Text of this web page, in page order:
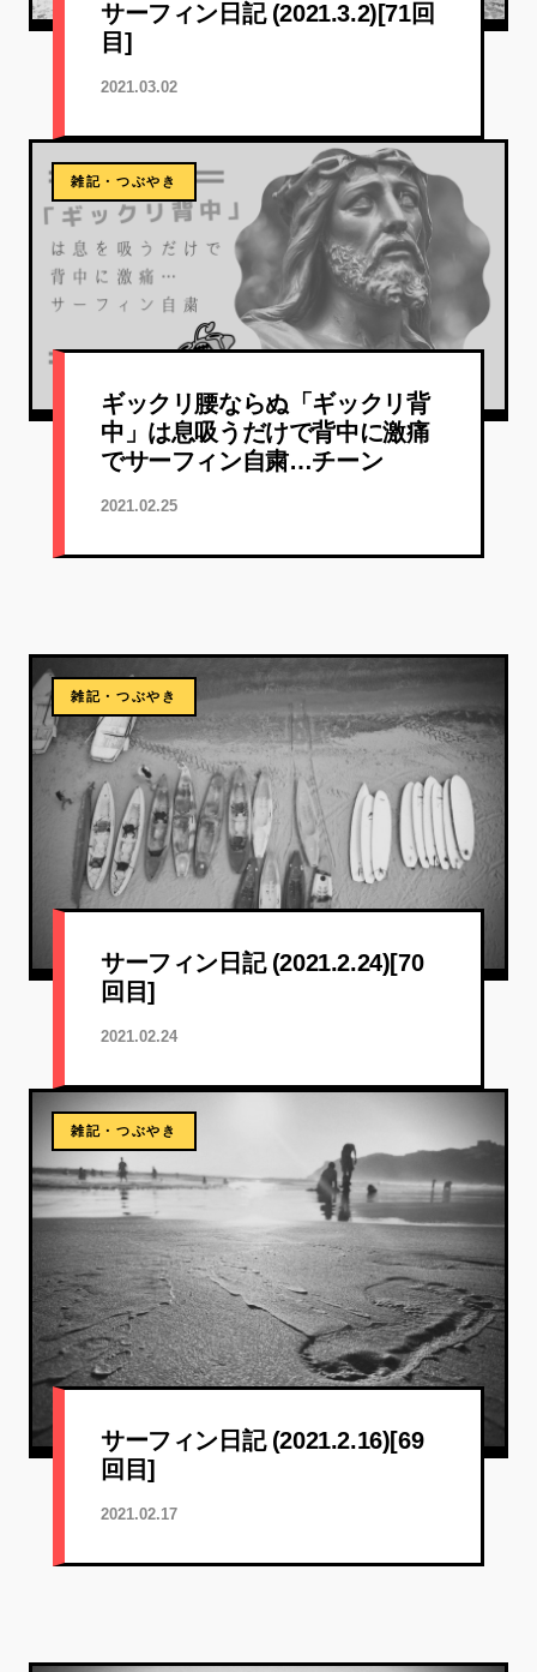
サーフィン日記 (2021.3.2)[71回
目]
2021.03.02
雑記・つぶやき
ギックリ腰ならぬ「ギックリ背
中」は息吸うだけで背中に激痛
でサーフィン自粛…チーン
2021.02.25
雑記・つぶやき
サーフィン日記 (2021.2.24)[70
回目]
2021.02.24
雑記・つぶやき
サーフィン日記 (2021.2.16)[69
回目]
2021.02.17